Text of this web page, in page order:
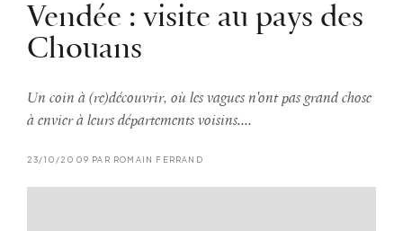
Vendée : visite au pays des
Chouans
Un coin à (re)découvrir, où les vagues n'ont pas grand chose
à envier à leurs départements voisins....
23/10/2009 PAR ROMAIN FERRAND